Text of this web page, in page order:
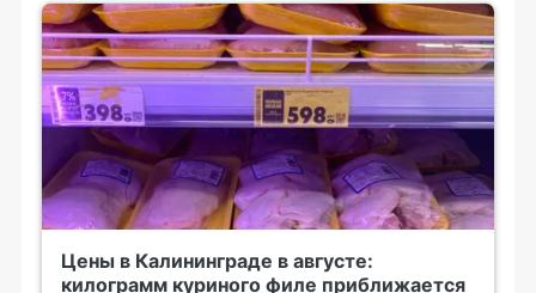
Цены в Калининграде в августе:
килограмм куриного филе приближается